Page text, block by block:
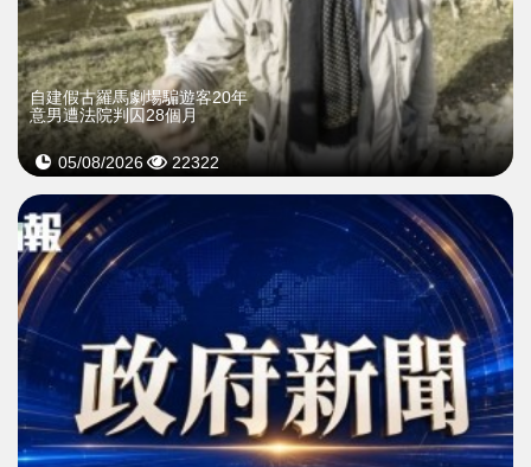
自建假古羅馬劇場騙遊客20年
意男遭法院判囚28個月
05/08/2026 22322